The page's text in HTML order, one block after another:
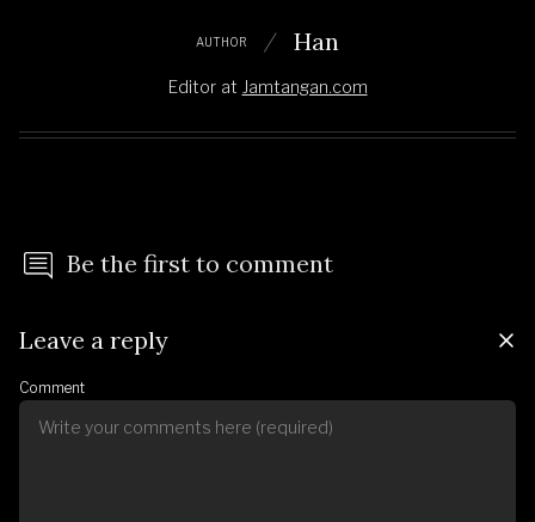
AUTHOR Han
Editor at Jamtangan.com
Be the first to comment
Leave a reply
Comment